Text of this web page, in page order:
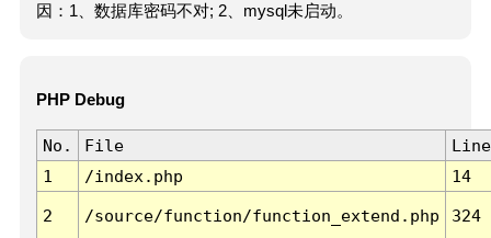
因：1、数据库密码不对; 2、mysql未启动。
PHP Debug
No. File
Line
1
/index.php 14
2 /source/function/function_extend.php 324